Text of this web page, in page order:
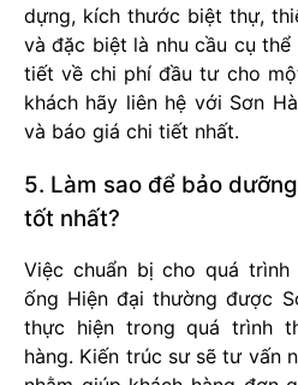
dựng, kích thước biệt thự,
và đặc biệt là nhu cầu cụ
tiết về chi phí đầu tư cho
khách hãy liên hệ với Sơn
và báo giá chi tiết nhất.
5. Làm sao để bảo
tốt nhất?
Việc chuẩn bị cho quá
ống Hiện đại thường được
thực hiện trong quá trình
hàng. Kiến trúc sư sẽ tư vấn